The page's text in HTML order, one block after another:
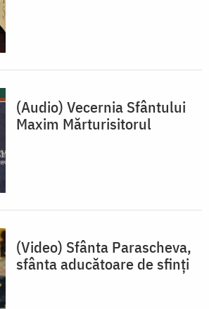
(Audio) Vecernia Sfântului
Maxim Mărturisitorul
(Video) Sfânta Parascheva,
sfânta aducătoare de sfinți